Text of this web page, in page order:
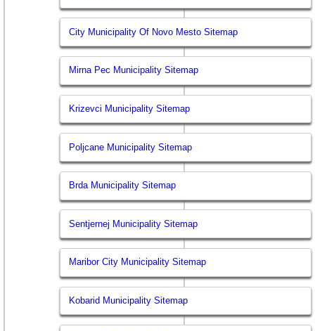
City Municipality Of Novo Mesto Sitemap
Mirna Pec Municipality Sitemap
Krizevci Municipality Sitemap
Poljcane Municipality Sitemap
Brda Municipality Sitemap
Sentjernej Municipality Sitemap
Maribor City Municipality Sitemap
Kobarid Municipality Sitemap